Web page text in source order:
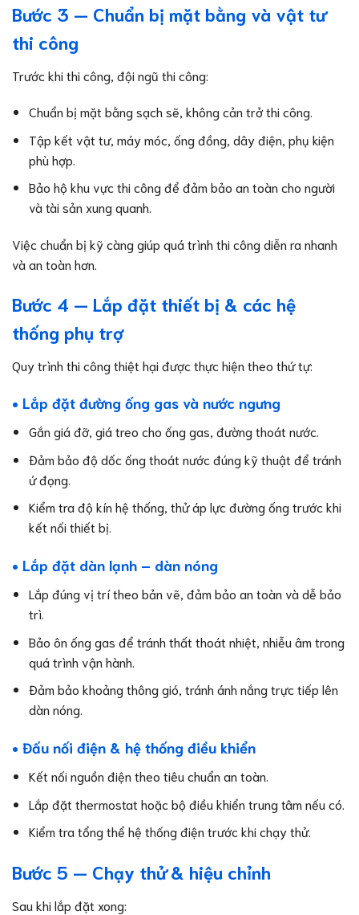
Bước 3 — Chuẩn bị mặt bằng và vật tư
thi công
Trước khi thi công, đội ngũ thi công:
Chuẩn bị mặt bằng sạch sẽ, không cản trở thi công.
Tập kết vật tư, máy móc, ống đồng, dây điện, phụ kiện
phù hợp.
Bảo hộ khu vực thi công để đảm bảo an toàn cho người
và tài sản xung quanh.
Việc chuẩn bị kỹ càng giúp quá trình thi công diễn ra nhanh
và an toàn hơn.
Bước 4 — Lắp đặt thiết bị & các hệ
thống phụ trợ
Quy trình thi công thiệt hại được thực hiện theo thứ tự:
• Lắp đặt đường ống gas và nước ngưng
Gắn giá đỡ, giá treo cho ống gas, đường thoát nước.
Đảm bảo độ dốc ống thoát nước đúng kỹ thuật để tránh
ứ đọng.
Kiểm tra độ kín hệ thống, thử áp lực đường ống trước khi
kết nối thiết bị.
• Lắp đặt dàn lạnh – dàn nóng
Lắp đúng vị trí theo bản vẽ, đảm bảo an toàn và dễ bảo
trì.
Bảo ôn ống gas để tránh thất thoát nhiệt, nhiễu âm trong
quá trình vận hành.
Đảm bảo khoảng thông gió, tránh ánh nắng trực tiếp lên
dàn nóng.
• Đấu nối điện & hệ thống điều khiển
Kết nối nguồn điện theo tiêu chuẩn an toàn.
Lắp đặt thermostat hoặc bộ điều khiển trung tâm nếu có.
Kiểm tra tổng thể hệ thống điện trước khi chạy thử.
Bước 5 — Chạy thử & hiệu chỉnh
Sau khi lắp đặt xong: